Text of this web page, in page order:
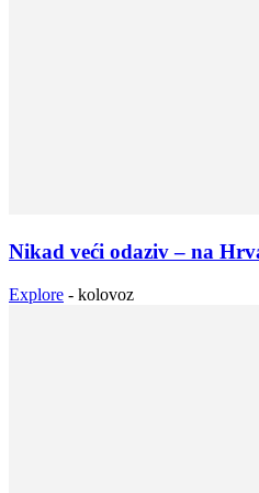
Nikad veći odaziv – na
Explore - kolovoz